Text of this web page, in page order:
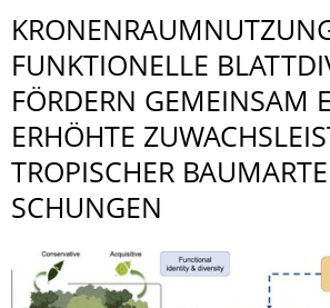
FUNKTIONELLE
FÖRDERN GEMEINSAM
ERHÖHTE
TROPISCHER
SCHUNGEN